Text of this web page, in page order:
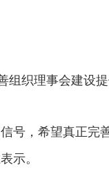
织理事会建设提
，希望真正完
示。